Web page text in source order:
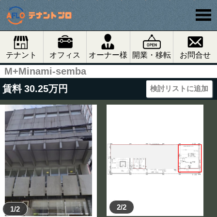
テナント オフィス オーナー様 開業・移転 お問合せ
M+Minami-semba
賃料 30.25万円 検討リストに追加
1/2 2/2